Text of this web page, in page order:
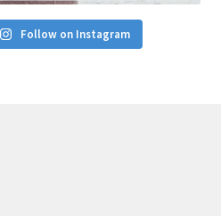
Follow on Instagram